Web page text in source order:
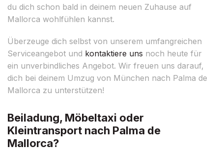
du dich schon bald in deinem neuen Zuhause auf
Mallorca wohlfühlen kannst.
Überzeuge dich selbst von unserem umfangreichen
Serviceangebot und kontaktiere uns noch heute für
ein unverbindliches Angebot. Wir freuen uns darauf,
dich bei deinem Umzug von München nach Palma de
Mallorca zu unterstützen!
Beiladung, Möbeltaxi oder
Kleintransport nach Palma de
Mallorca?